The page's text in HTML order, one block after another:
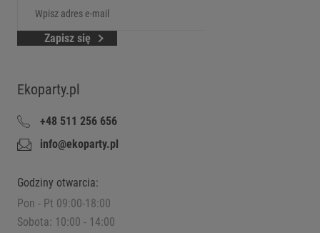
Zapisz się
Ekoparty.pl
+48 511 256 656
info@ekoparty.pl
Godziny otwarcia:
Pon - Pt 09:00-18:00
Sobota: 10:00 - 14:00